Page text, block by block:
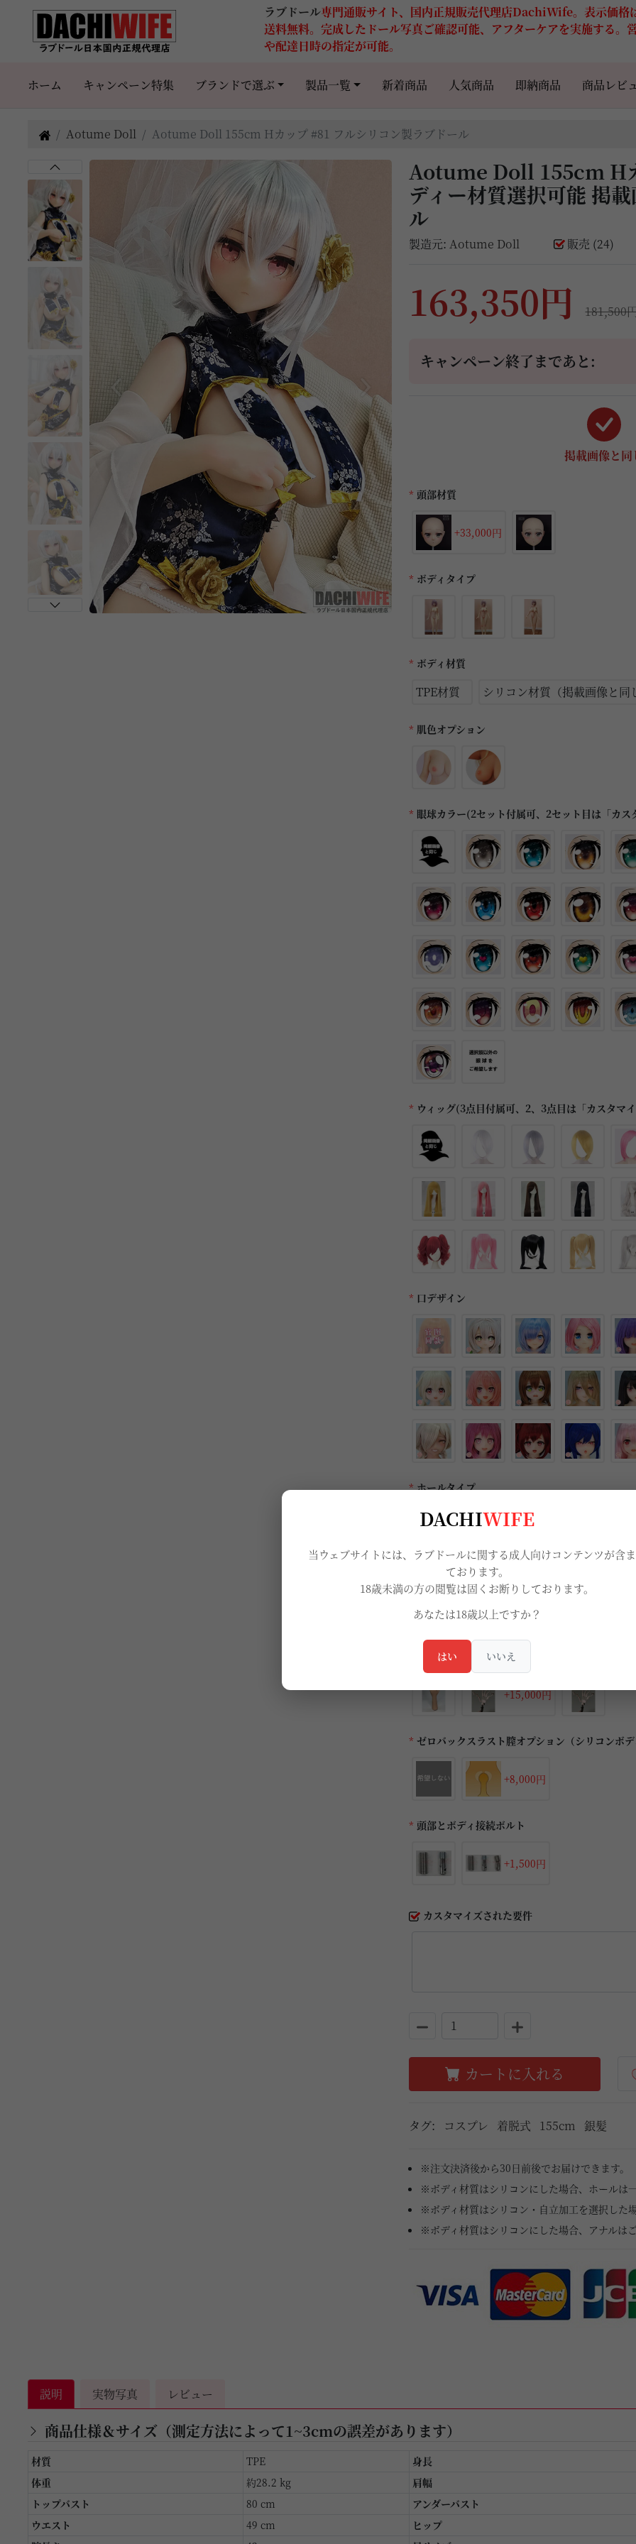
ラブドール専門通販サイト、国内正規販売代理店DachiWife。表示価格
送料無料。完成したドール写真ご確認可能、アフターケアを実施する。
や配達日時の指定が可能。
ホーム キャンペーン特集 ブランドで選ぶ 製品一覧 新着商品 人気商品 即納商品 商品レビ
Aotume Doll Aotume Doll 155cm Hカップ #81 フルシリコン製ラブドール
Aotume Doll 155cm H
ディー材質選択可能 掲
ル
製造元:Aotume Doll 販売 (24)
163,350円 181,500
キャンペーン終了まであと:
掲載画像と同
* 頭部材質
+33,000円
* ボディタイプ
* ボディ材質
TPE材質 シリコン材質（掲載画像と同
* 肌色オプション
* 眼球カラー(2セット付属可、2セット目は「カ
* ウィッグ(3点目付属可、2、3点目は「カスタマ
* 口デザイン
* ホールタイプ
自立オプション
指関節オプション
+15,000円
* ゼロバックスラスト膣オプション（シリコンボ
+8,000円
* 頭部とボディ接続ボルト
+1,500円
カスタマイズされた要件
カートに入れる
タグ: コスプレ 着脱式 155cm 銀髪
※注文決済後から30日前後でお届けできます。
※ボディ材質はシリコンにした場合、ホールは
※ボディ材質はシリコン・自立加工を選択した
※ボディ材質はシリコンにした場合、アナルは
説明 実物写真 レビュー
商品仕様＆サイズ（測定方法によって1~3cmの誤差があります）
材質 TPE
身長
体重
約28.2 kg
肩幅
トップバスト
80 cm
アンダーバスト
ウエスト
49 cm
ヒップ
DACHIWIFE
当ウェブサイトには、ラブドールに関する成人向けコンテンツが含
ております。
18歳未満の方の閲覧は固くお断りしております。
あなたは18歳以上ですか？
はい いいえ